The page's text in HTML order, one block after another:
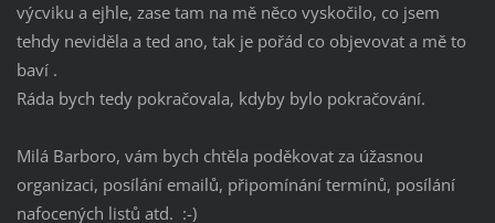
výcviku a ejhle, zase tam na mě něco vyskočilo, co jsem
tehdy neviděla a ted ano, tak je pořád co objevovat a mě to
baví .
Ráda bych tedy pokračovala, kdyby bylo pokračování.
Milá Barboro, vám bych chtěla poděkovat za úžasnou
organizaci, posílání emailů, připomínání termínů, posílání
nafocených listů atd. :-)